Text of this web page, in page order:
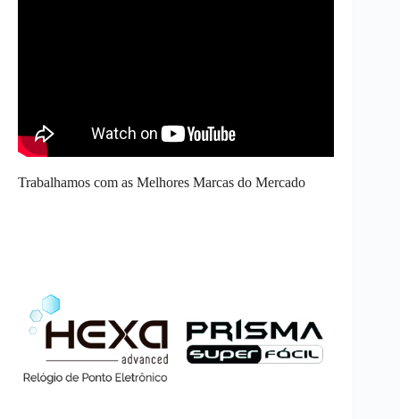
Trabalhamos com as Melhores Marcas do Mercado